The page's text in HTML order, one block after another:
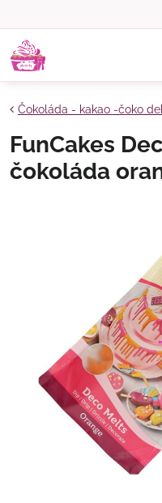
Čokoláda - kakao -čoko
FunCakes
čokoláda